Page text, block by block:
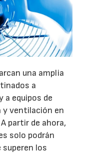
una amplia
a
a equipos de
ventilación en
partir de ahora,
solo podrán
superen los